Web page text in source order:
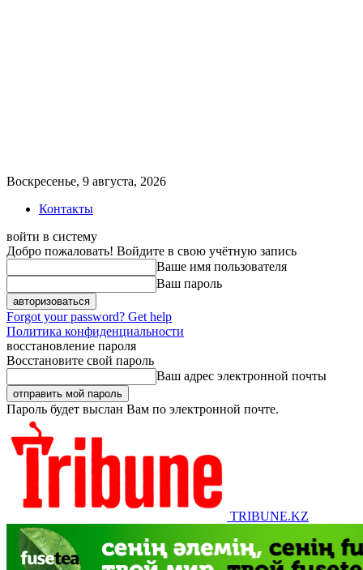
Воскресенье, 9 августа, 2026
Контакты
войти в систему
Добро пожаловать! Войдите в свою учётную запись
Ваше имя пользователя
Ваш пароль
Forgot your password? Get help
Политика конфиденциальности
восстановление пароля
Восстановите свой пароль
Ваш адрес электронной почты
Пароль будет выслан Вам по электронной почте.
TRIBUNE.KZ